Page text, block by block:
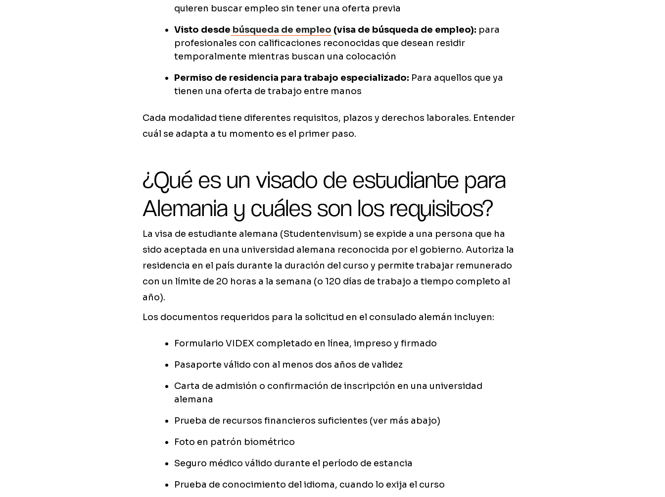
quieren buscar empleo sin tener una oferta previa
Visto desde búsqueda de empleo (visa de búsqueda de empleo): para
profesionales con calificaciones reconocidas que desean residir
temporalmente mientras buscan una colocación
Permiso de residencia para trabajo especializado: Para aquellos que ya
tienen una oferta de trabajo entre manos
Cada modalidad tiene diferentes requisitos, plazos y derechos laborales. Entender
cuál se adapta a tu momento es el primer paso.
¿Qué es un visado de estudiante para
Alemania y cuáles son los requisitos?
La visa de estudiante alemana (Studentenvisum) se expide a una persona que ha
sido aceptada en una universidad alemana reconocida por el gobierno. Autoriza la
residencia en el país durante la duración del curso y permite trabajar remunerado
con un límite de 20 horas a la semana (o 120 días de trabajo a tiempo completo al
año).
Los documentos requeridos para la solicitud en el consulado alemán incluyen:
Formulario VIDEX completado en línea, impreso y firmado
Pasaporte válido con al menos dos años de validez
Carta de admisión o confirmación de inscripción en una universidad
alemana
Prueba de recursos financieros suficientes (ver más abajo)
Foto en patrón biométrico
Seguro médico válido durante el período de estancia
Prueba de conocimiento del idioma, cuando lo exija el curso